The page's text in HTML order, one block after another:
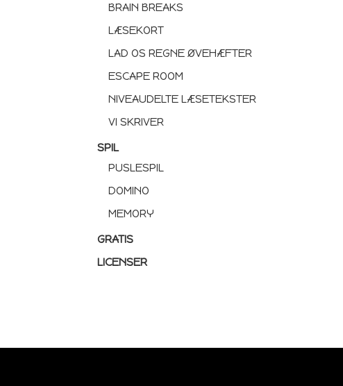
BRAIN BREAKS
LÆSEKORT
LAD OS REGNE ØVEHÆFTER
ESCAPE ROOM
NIVEAUDELTE LÆSETEKSTER
VI SKRIVER
SPIL
PUSLESPIL
DOMINO
MEMORY
GRATIS
LICENSER